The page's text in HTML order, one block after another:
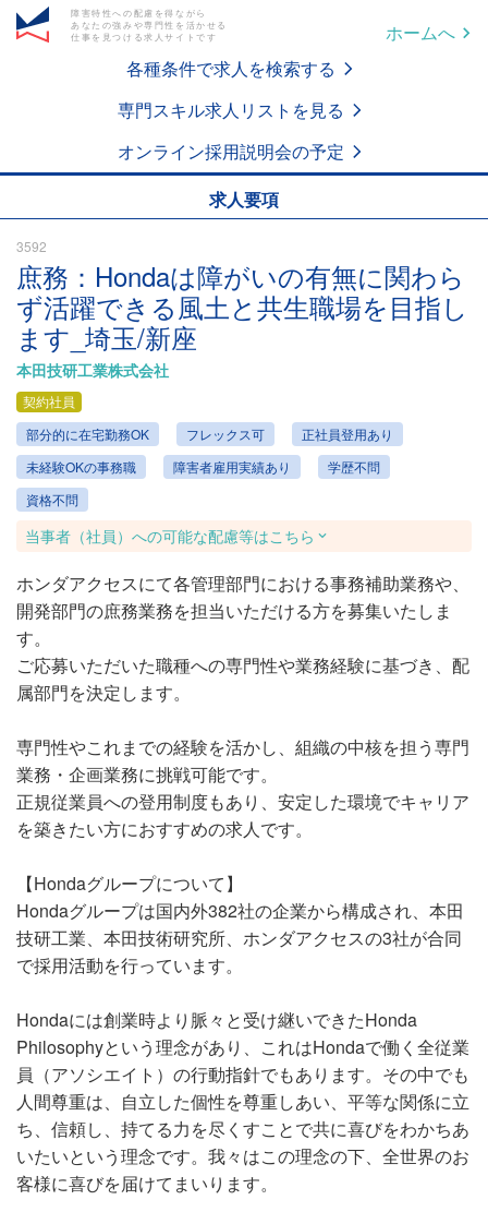
障害特性への配慮を得ながら
あなたの強みや専門性を活かせる
仕事を見つける求人サイトです
ホームへ
各種条件で求人を検索する
専門スキル求人リストを見る
オンライン採用説明会の予定
求人要項
3592
庶務：Hondaは障がいの有無に関わら
ず活躍できる風土と共生職場を目指し
ます_埼玉/新座
本田技研工業株式会社
契約社員
部分的に在宅勤務OK
フレックス可
正社員登用あり
未経験OKの事務職
障害者雇用実績あり
学歴不問
資格不問
当事者（社員）への可能な配慮等はこちら
ホンダアクセスにて各管理部門における事務補助業務や、
開発部門の庶務業務を担当いただける方を募集いたしま
す。
ご応募いただいた職種への専門性や業務経験に基づき、配
属部門を決定します。
専門性やこれまでの経験を活かし、組織の中核を担う専門
業務・企画業務に挑戦可能です。
正規従業員への登用制度もあり、安定した環境でキャリア
を築きたい方におすすめの求人です。
【Hondaグループについて】
Hondaグループは国内外382社の企業から構成され、本田
技研工業、本田技術研究所、ホンダアクセスの3社が合同
で採用活動を行っています。
Hondaには創業時より脈々と受け継いできたHonda
Philosophyという理念があり、これはHondaで働く全従業
員（アソシエイト）の行動指針でもあります。その中でも
人間尊重は、自立した個性を尊重しあい、平等な関係に立
ち、信頼し、持てる力を尽くすことで共に喜びをわかちあ
いたいという理念です。我々はこの理念の下、全世界のお
客様に喜びを届けてまいります。